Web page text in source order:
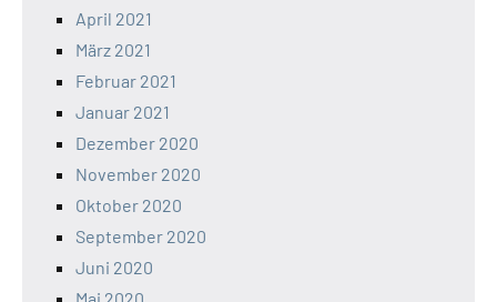
April 2021
März 2021
Februar 2021
Januar 2021
Dezember 2020
November 2020
Oktober 2020
September 2020
Juni 2020